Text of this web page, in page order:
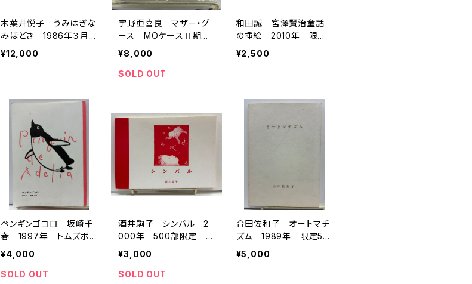
木葉井悦子 うみはぎな
みほどき 1986年３月2
9日-1987年４月17日
限定111部 64/111 199
¥12,000
宇野亜喜良 マザー・グ
ース MOケースⅡ期N
o.7 限定200の130
番 1996年 トムズボッ
クス
¥8,000
SOLD OUT
和田誠 宮澤賢治童話
の挿絵 2010年 限定1
000部 トムズボックス
¥2,500
ペンギンゴコロ 坂崎千
春 1997年 トムズボッ
クス
¥4,000
SOLD OUT
酒井駒子 シンバル 2
000年 500部限定 ト
ムズボックス
¥3,000
SOLD OUT
合田佐和子 オートマチ
ズム 1989年 限定50
3部 トムズボックス
¥5,000